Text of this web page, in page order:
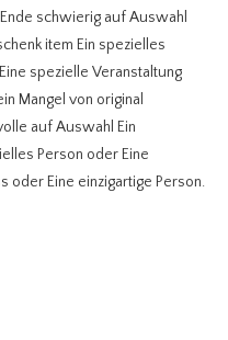
schwierig auf Auswahl
item Ein spezielles
spezielle Veranstaltung
Mangel von original
auf Auswahl Ein
Person oder Eine
oder Eine einzigartige Person.